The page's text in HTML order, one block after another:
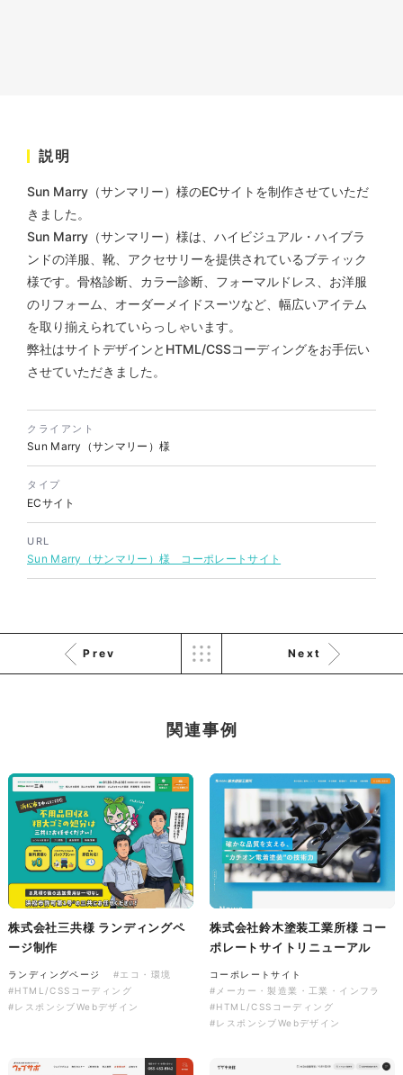
ター様 コーポレートサイト制
株式会社バスコフーズ様
FRUITFRUIT SNACK パッケ
ージデザイン
パッケージ
#食品・飲食
#パッケージデザイン
説明
Sun Marry（サンマリー）様のECサイトを制作させていただ
きました。
Sun Marry（サンマリー）様は、ハイビジュアル・ハイブラ
ンドの洋服、靴、アクセサリーを提供されているブティック
様です。骨格診断、カラー診断、フォーマルドレス、お洋服
のリフォーム、オーダーメイドスーツなど、幅広いアイテム
を取り揃えられていらっしゃいます。
弊社はサイトデザインと HTML/CSSコーディングをお手伝い
させていただきました。
クライアント
Sun Marry（サンマリー）様
タイプ
ECサイト
URL
Sun Marry（サンマリー）様 コーポレートサイト
Prev Next
関連事例
株式会社三共様 ランディングペ
ージ制作
ランディングページ
#エコ・環境
#HTML/CSSコーディング
#レスポンシブWebデザイン
株式会社鈴木塗装工業所様 コー
ポレートサイトリニューアル
コーポレートサイト
#メーカー・製造業・工業・インフラ
#HTML/CSSコーディング
#レスポンシブWebデザイン